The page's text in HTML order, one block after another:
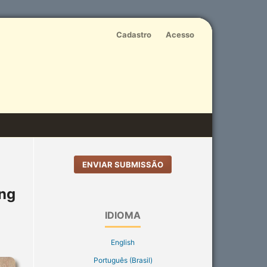
Cadastro Acesso
ENVIAR SUBMISSÃO
IDIOMA
English
Português (Brasil)